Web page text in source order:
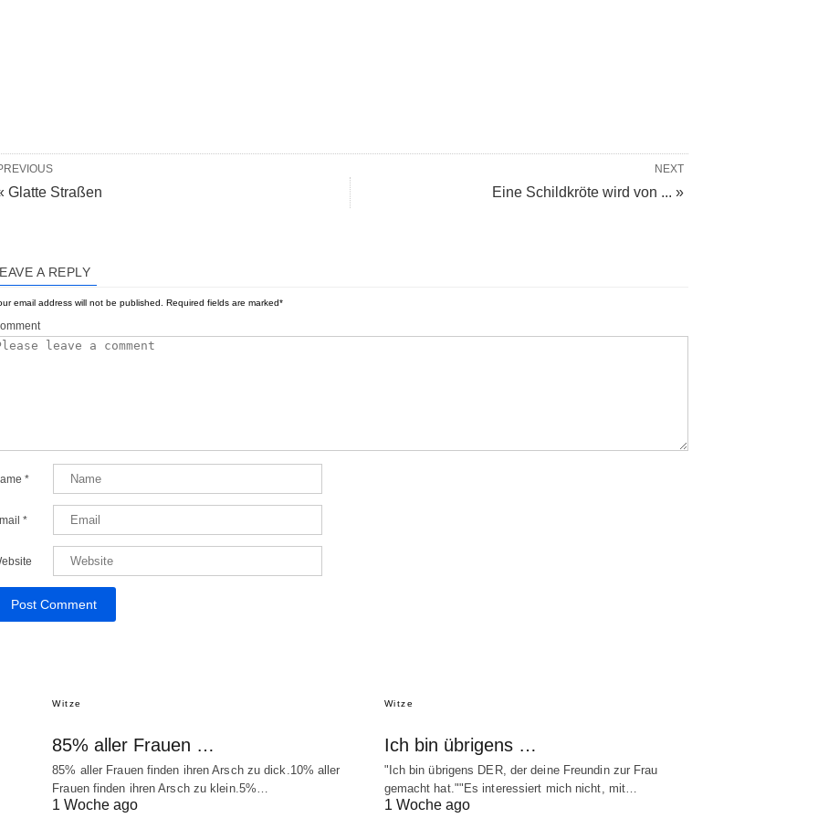
NEXT
Eine Schildkröte wird von ... »
Glatte Straßen
A REPLY
email address will not be published. Required fields are marked*
*
*
Witze
85% aller Frauen …
85% aller Frauen finden ihren Arsch zu dick.10% aller
Frauen finden ihren Arsch zu klein.5%…
1 Woche ago
Witze
Ich bin übrigens …
"Ich bin übrigens DER, der deine Freundin zur Frau
gemacht hat.""Es interessiert mich nicht, mit…
1 Woche ago